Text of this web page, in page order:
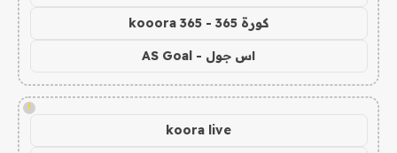
كورة 365 - kooora 365
اس جول - AS Goal
!
koora live